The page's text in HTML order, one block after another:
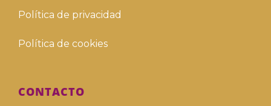
Política de privacidad
Política de cookies
CONTACTO